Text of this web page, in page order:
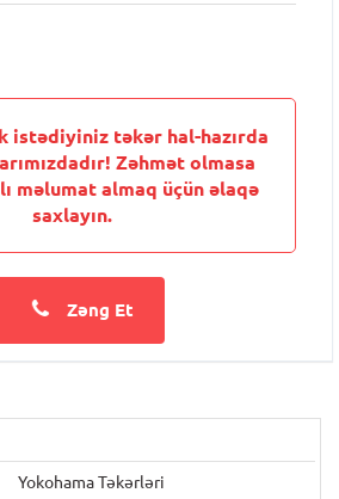
istədiyiniz təkər hal-hazırda
Zəhmət olmasa
məlumat almaq üçün əlaqə
saxlayın.
Zəng Et
Yokohama Təkərləri